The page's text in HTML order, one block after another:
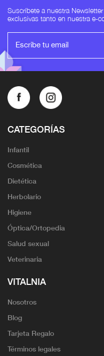
Suscríbete a nuestra
exclusivas tanto en nuestra e-
CATEGORÍAS
Infantil
Cosmética
Dietética
Herbolario
Higiene
Óptica/Ortopedia
Salud sexual
Veterinaria
VITALNIA
Nosotros
Blog
Tarjeta Regalo
Términos legales